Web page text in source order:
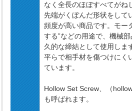
なく全長のほぼすべてがね
先端がくぼんだ形状をして
頻度が高い商品です。モー
する”などの用途で、機械
久的な締結として使用しま
平らで相手材を傷つけにく
ています。
Hollow Set Screw、（
も呼ばれます。